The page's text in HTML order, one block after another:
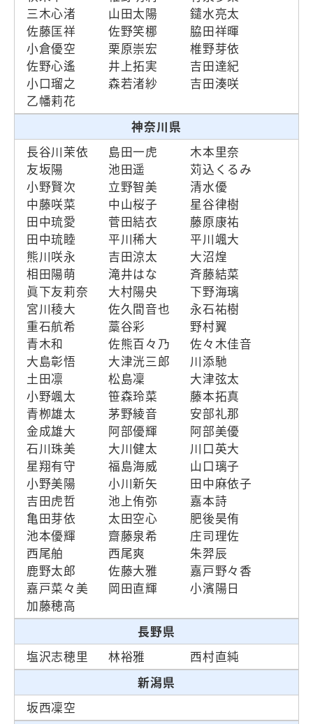
三木心渚
山田太陽
鑓水亮太
佐藤匡祥
佐野笑梛
脇田祥暉
小倉優空
栗原崇宏
椎野芽依
佐野心遙
井上拓実
吉田達紀
小口瑠之
森若渚紗
吉田湊咲
乙幡莉花
神奈川県
長谷川茉依
島田一虎
木本里奈
友坂陽
池田遥
苅込くるみ
小野賢次
立野智美
清水優
中藤咲菜
中山桜子
星谷律樹
田中琉愛
菅田結衣
藤原康祐
田中琉睦
平川稀大
平川颯大
熊川咲永
吉田涼太
大沼煌
相田陽萌
滝井はな
斉藤結菜
眞下友莉奈
大村陽央
下野海璃
宮川稜大
佐久間音也
永石祐樹
重石航希
藁谷彩
野村翼
青木和
佐熊百々乃
佐々木佳音
大島彰悟
大津洸三郎
川添馳
土田凛
松島凜
大津弦太
小野颯太
笹森玲菜
藤本拓真
青栁雄太
茅野綾音
安部礼那
金成雄大
阿部優輝
阿部美優
石川珠美
大川健太
川口英大
星翔有守
福島海威
山口璃子
小野美陽
小川新矢
田中麻依子
吉田虎哲
池上侑弥
嘉本詩
亀田芽依
太田空心
肥後昊侑
池本優輝
齋藤泉希
庄司理佐
西尾舶
西尾爽
朱羿辰
鹿野太郎
佐藤大雅
嘉戸野々香
嘉戸菜々美
岡田直輝
小濱陽日
加藤穂高
長野県
塩沢志穂里
林裕雅
西村直純
新潟県
坂西凜空